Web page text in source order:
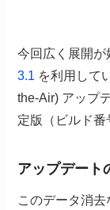
今回広く展開
3.1 を利用して
the-Air) アップ
定版（ビルド
アップデート
このデータ消